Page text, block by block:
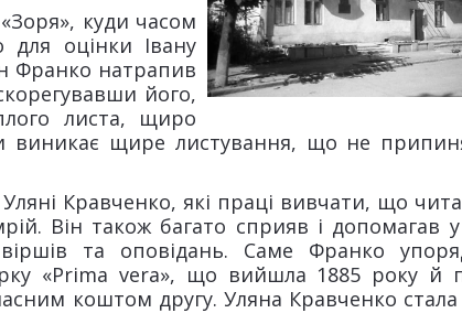
куди часом
оцінки Івану
Франко натрапив
його,
листа, щиро
виникає щире листування, що не
Кравченко, які праці вивчати, що
Він також багато сприяв і допомагав
та оповідань. Саме Франко
«Prima vera», що вийшла 1885 року й
коштом другу. Уляна Кравченко